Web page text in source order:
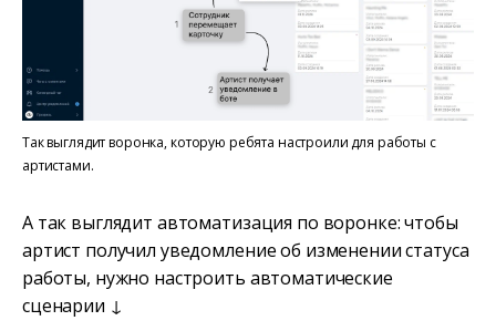
Так выглядит воронка, которую ребята настроили для работы с
артистами.
А так выглядит автоматизация по воронке: чтобы
артист получил уведомление об изменении статуса
работы, нужно настроить автоматические
сценарии ↓